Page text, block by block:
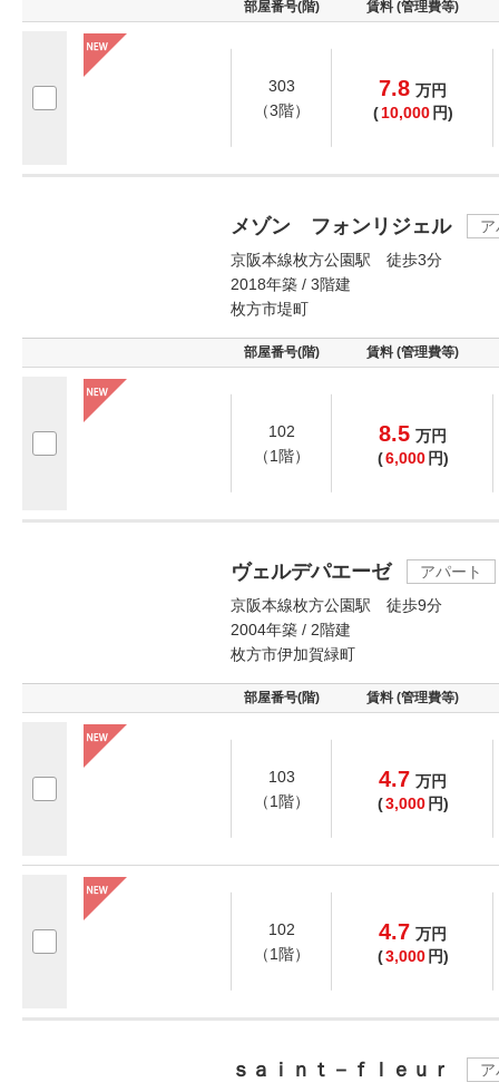
部屋番号(階) 賃料 (管理費等)
303
（3階）
7.8 万円
( 10,000 円)
メゾン フォンリジェル
京阪本線枚方公園駅 徒歩3分
2018年築 / 3階建
枚方市堤町
部屋番号(階) 賃料 (管理費等)
102
（1階）
8.5 万円
(6,000 円)
ヴェルデパエーゼ
アパート
京阪本線枚方公園駅 徒歩9分
2004年築 / 2階建
枚方市伊加賀緑町
部屋番号(階) 賃料 (管理費等)
103
（1階）
4.7 万円
(3,000 円)
102
（1階）
4.7 万円
(3,000 円)
ｓａｉｎｔ－ｆｌｅｕｒ